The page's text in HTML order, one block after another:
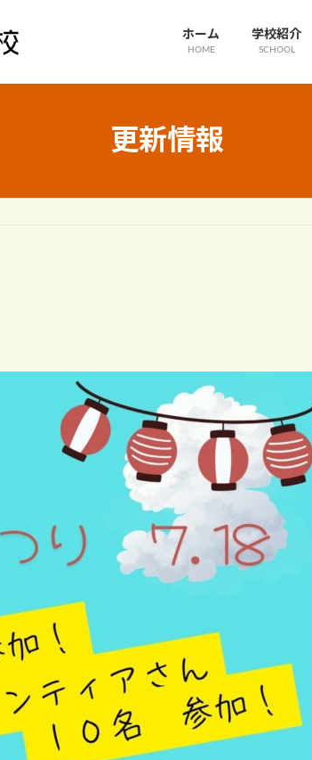
ホーム
HOME
学校紹介
SCHOOL
更新情報